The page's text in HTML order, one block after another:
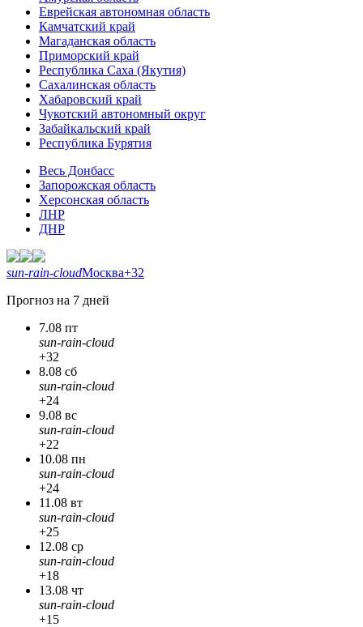
Еврейская автономная область
Камчатский край
Магаданская область
Приморский край
Республика Саха (Якутия)
Сахалинская область
Хабаровский край
Чукотский автономный округ
Забайкальский край
Республика Бурятия
Весь Донбасс
Запорожская область
Херсонская область
ЛНР
ДНР
sun-rain-cloudМосква+32
Прогноз на 7 дней
7.08 пт
sun-rain-cloud
+32
8.08 сб
sun-rain-cloud
+24
9.08 вс
sun-rain-cloud
+22
10.08 пн
sun-rain-cloud
+24
11.08 вт
sun-rain-cloud
+25
12.08 ср
sun-rain-cloud
+18
13.08 чт
sun-rain-cloud
+15